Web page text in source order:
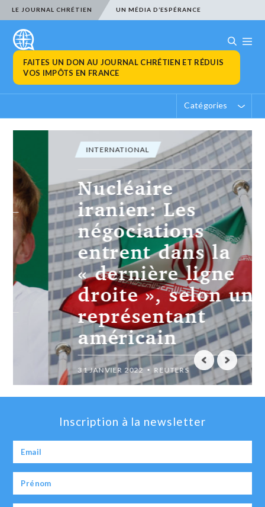
LE JOURNAL CHRÉTIEN UN MÉDIA D’ESPÉRANCE
FAITES UN DON AU JOURNAL CHRÉTIEN ET RÉDUIS
VOS IMPÔTS EN FRANCE
Catégories
INTERNATIONAL
Nucléaire
iranien: Les
négociations
entrent dans la
« dernière ligne
droite », selon un
représentant
américain
31 JANVIER 2022 REUTERS
Inscription à la newsletter